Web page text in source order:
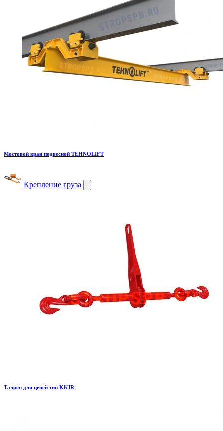
Мостовой кран подвесной TEHNOLIFT
Крепление груза
Талреп для цепей тип KKIR